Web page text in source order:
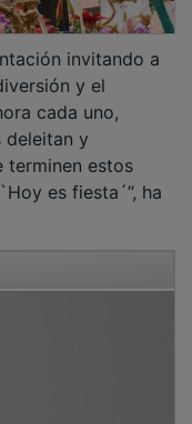
y el
cada uno,
deleitan y
estos
es fiesta´”, ha